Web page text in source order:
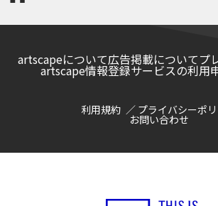
artscapeについて広告掲載についてプ
artscape情報登録サービスの利用
利用規約 プライバシーポ
お問い合わせ